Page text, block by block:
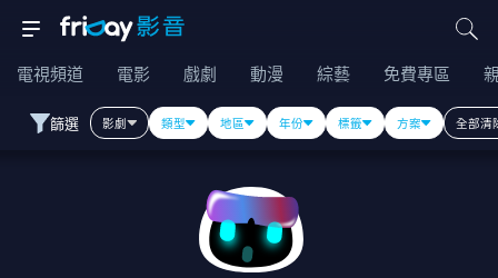
電視頻道 電影 戲劇 動漫 綜藝 免費專區
篩選 影劇 類型 地區 年份 標籤 方案 全部清